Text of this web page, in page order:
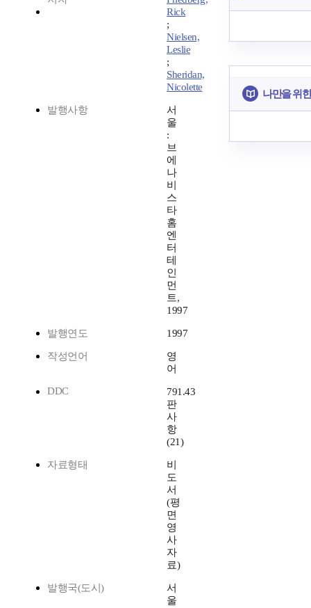
Rick
;
Nielsen,
Leslie
;
Sheridan,
Nicolette
발행사항
서
울
:
브
에
나
비
스
타
홈
엔
터
테
인
먼
트,
1997
발행연도 1997
작성언어
영
어
DDC
791.43
판
사
항
(21)
자료형태
비
도
서
(평
면
영
사
자
료)
발행국(도시)
서
울
나만을 위